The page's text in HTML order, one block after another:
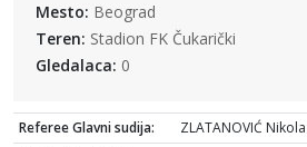
Mesto: Beograd
Teren: Stadion FK Čukarički
Gledalaca: 0
Referee Glavni sudija:
ZLATANOVIĆ Nikola